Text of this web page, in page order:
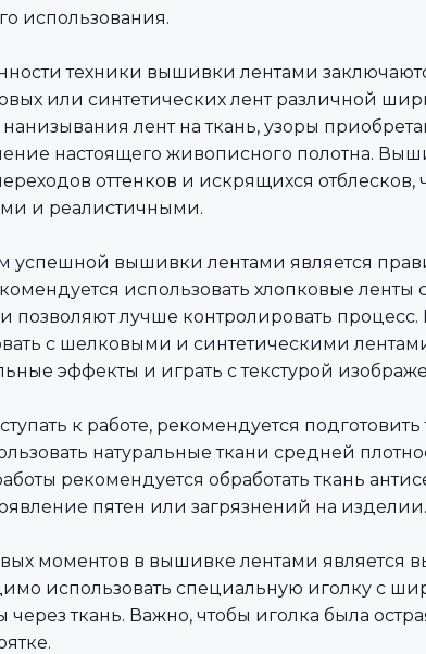
использования.
техники вышивки лентами
или синтетических лент различной
лент на ткань, узоры
настоящего живописного полотна.
оттенков и искрящихся отблесков,
и реалистичными.
успешной вышивки лентами является
использовать хлопковые ленты
позволяют лучше контролировать
с шелковыми и синтетическими лентами
эффекты и играть с текстурой
к работе, рекомендуется
натуральные ткани средней
рекомендуется обработать ткань
пятен или загрязнений на изделии.
моментов в вышивке лентами является
использовать специальную иголку с
через ткань. Важно, чтобы иголка была